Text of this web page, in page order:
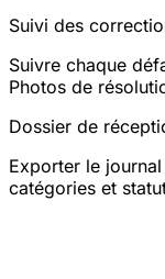
Suivi des
Suivre chaque
Photos de
Dossier de
Exporter le
catégories et